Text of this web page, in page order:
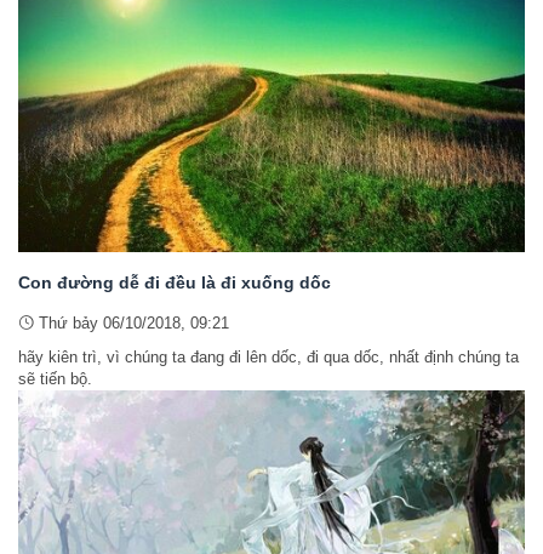
Con đường dễ đi đều là đi xuống dốc
Thứ bảy 06/10/2018, 09:21
hãy kiên trì, vì chúng ta đang đi lên dốc, đi qua dốc, nhất định chúng ta
sẽ tiến bộ.